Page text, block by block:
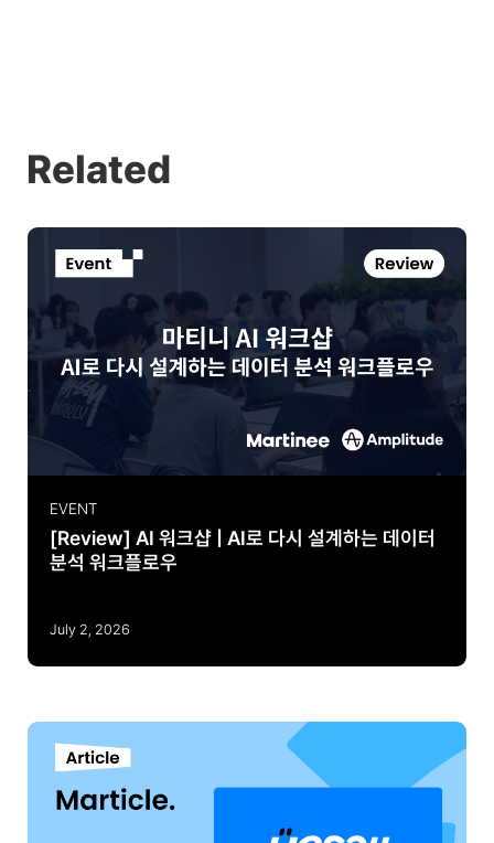
Related
EVENT
[Review] AI 워크샵 | AI로 다시 설계하는 데이터
분석 워크플로우
July 2, 2026